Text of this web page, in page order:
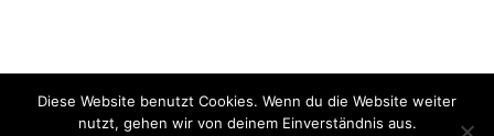
Diese Website benutzt Cookies. Wenn du die Website weiter
nutzt, gehen wir von deinem Einverständnis aus.